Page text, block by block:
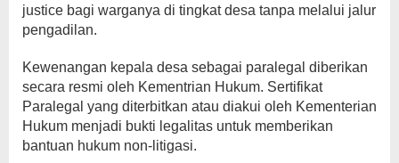
justice bagi warganya di tingkat desa tanpa melalui jalur
pengadilan.
Kewenangan kepala desa sebagai paralegal diberikan
secara resmi oleh Kementrian Hukum. Sertifikat
Paralegal yang diterbitkan atau diakui oleh Kementerian
Hukum menjadi bukti legalitas untuk memberikan
bantuan hukum non-litigasi.